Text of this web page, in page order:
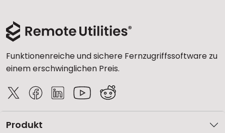
Funktionenreiche und sichere Fernzugriffssoftware zu
einem erschwinglichen Preis.
Produkt